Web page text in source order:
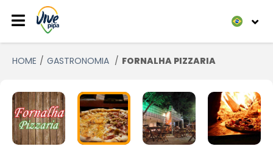
HOME GASTRONOMIA FORNALHA PIZZARIA